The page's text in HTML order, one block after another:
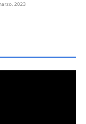
2023